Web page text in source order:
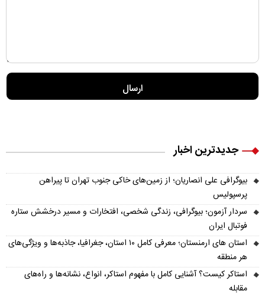
جدیدترین اخبار
بیوگرافی علی انصاریان؛ از زمین‌های خاکی جنوب تهران تا پیراهن
پرسپولیس
سردار آزمون؛ بیوگرافی، زندگی شخصی، افتخارات و مسیر درخشش ستاره
فوتبال ایران
استان های ارمنستان؛ معرفی کامل ۱۰ استان، جغرافیا، جاذبه‌ها و ویژگی‌های
هر منطقه
استاکر کیست؟ آشنایی کامل با مفهوم استاکر، انواع، نشانه‌ها و راه‌های
مقابله